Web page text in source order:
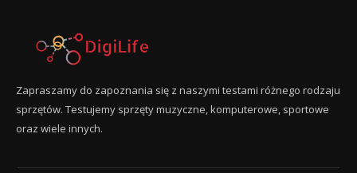
Zapraszamy do zapoznania się z naszymi testami różnego rodzaju
sprzętów. Testujemy sprzęty muzyczne, komputerowe, sportowe
oraz wiele innych.